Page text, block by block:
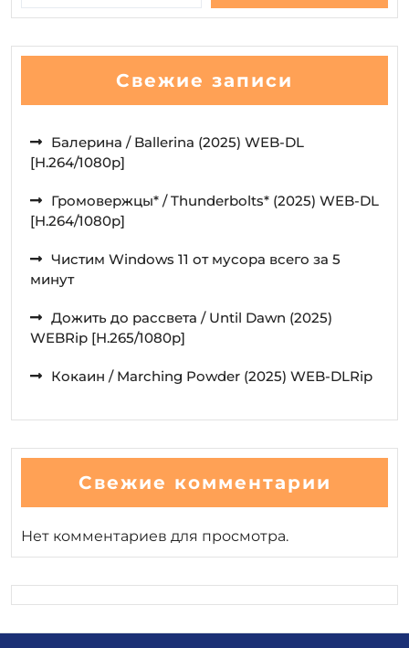
Свежие записи
Балерина / Ballerina (2025) WEB-DL
[H.264/1080p]
Громовержцы* / Thunderbolts* (2025) WEB-DL
[H.264/1080p]
Чистим Windows 11 от мусора всего за 5
минут
Дожить до рассвета / Until Dawn (2025)
WEBRip [H.265/1080p]
Кокаин / Marching Powder (2025) WEB-DLRip
Свежие комментарии
Нет комментариев для просмотра.